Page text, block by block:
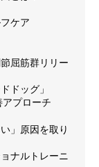
ケア
屈筋群リリー
ドッグ」
アプローチ
」原因を取り
ナルトレーニ